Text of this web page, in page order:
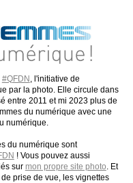
#QFDN
, l'initiative de
par la photo. Elle circule dans
entre 2011 et mi 2023 plus de
du numérique avec une
numérique.
du numérique sont
! Vous pouvez aussi
sur mon propre site photo . Et
prise de vue, les vignettes